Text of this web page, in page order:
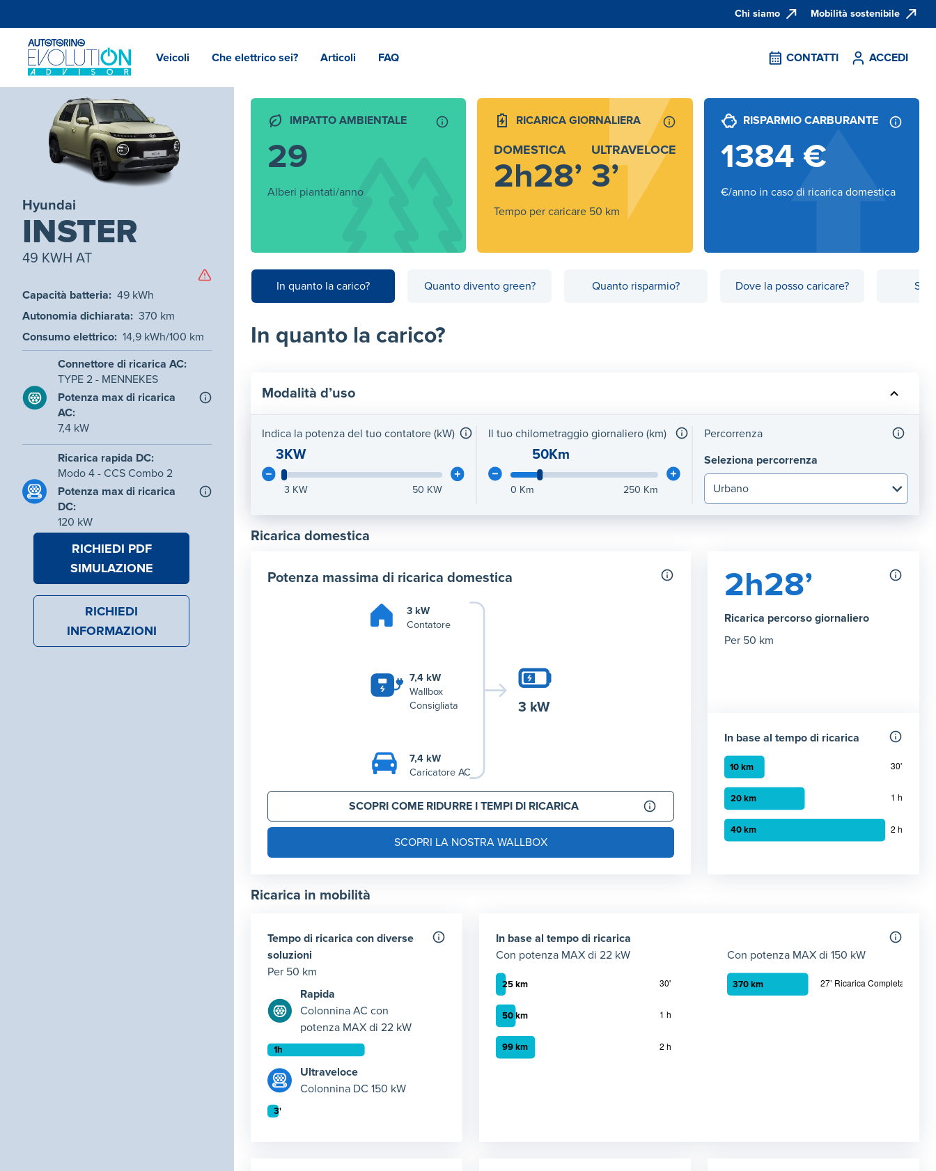
Chi siamo Mobilità sostenibile
Veicoli Che elettrico sei? Articoli FAQ CONTATTI ACCEDI
Hyundai
INSTER
49 KWH AT
Capacità batteria: 49 kWh
Autonomia dichiarata: 370 km
Consumo elettrico: 14,9 kWh/100 km
Connettore di ricarica AC:
TYPE 2 - MENNEKES
Potenza max di ricarica
AC:
7,4 kW
Ricarica rapida DC:
Modo 4 - CCS Combo 2
Potenza max di ricarica
DC:
120 kW
RICHIEDI PDF
SIMULAZIONE
RICHIEDI
INFORMAZIONI
IMPATTO AMBIENTALE
29
Alberi piantati/anno
RICARICA GIORNALIERA
DOMESTICA
2h28’
ULTRAVELOCE
3’
Tempo per caricare 50 km
RISPARMIO CARBURANTE
1384 €
€/anno in caso di ricarica domestica
In quanto la carico? Quanto divento green? Quanto risparmio? Dove la posso caricare?
In quanto la carico?
Modalità d’uso
Indica la potenza del tuo contatore (kW)
3KW
3 KW 50 KW
Il tuo chilometraggio giornaliero (km)
50Km
0 Km 250 Km
Percorrenza
Seleziona percorrenza
Ricarica domestica
Potenza massima di ricarica domestica
3 kW
Contatore
7,4 kW
Wallbox
Consigliata
7,4 kW
Caricatore AC
3 kW
SCOPRI COME RIDURRE I TEMPI DI RICARICA
SCOPRI LA NOSTRA WALLBOX
2h28’
Ricarica percorso giornaliero
Per 50 km
In base al tempo di ricarica
Ricarica in mobilità
Tempo di ricarica con diverse
soluzioni
Per 50 km
Rapida
Colonnina AC con
potenza MAX di 22 kW
Tempo di ricarica con 22 kW
Rapida: tempo necessario per ricaricare 50 km giornalieri con potenza di 22 kW
Elemento 1
Ultraveloce
Colonnina DC 150 kW
In base al tempo di ricarica
Con potenza MAX di 22 kW
Con potenza MAX di 150 kW